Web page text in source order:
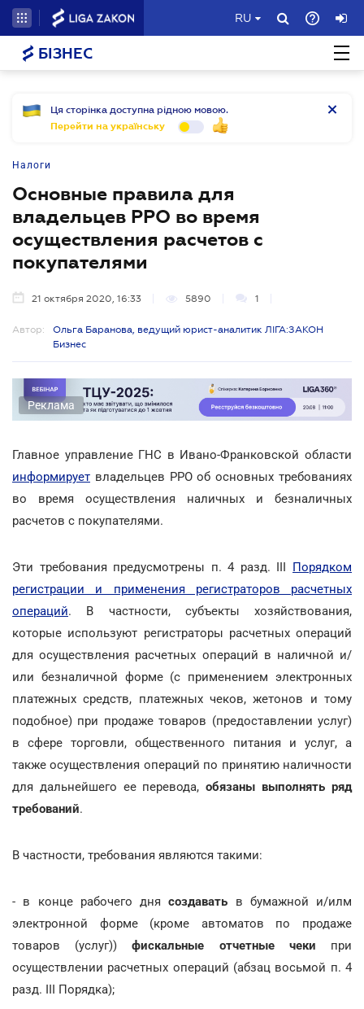
RU
БІЗНЕС
Ця сторінка доступна рідною мовою.
Перейти на українську
Налоги
Основные правила для
владельцев РРО во время
осуществления расчетов с
покупателями
21 октября 2020, 16:33 5890 1
Автор:
Ольга Баранова, ведущий юрист-аналитик ЛІГА:ЗАКОН
Бизнес
Реклама
Главное управление ГНС в Ивано-Франковской области
информирует владельцев РРО об основных требованиях
во время осуществления наличных и безналичных
расчетов с покупателями.
Эти требования предусмотрены п. 4 разд. III Порядком
регистрации и применения регистраторов расчетных
операций. В частности, субъекты хозяйствования,
которые используют регистраторы расчетных операций
для осуществления расчетных операций в наличной и/
или безналичной форме (с применением электронных
платежных средств, платежных чеков, жетонов и тому
подобное) при продаже товаров (предоставлении услуг)
в сфере торговли, общественного питания и услуг, а
также осуществления операций по принятию наличности
для дальнейшего ее перевода,обязаны выполнять ряд
требований.
В частности, требования являются такими:
- в конце рабочего днясоздавать в бумажной и/илм
электронной форме (кроме автоматов по продаже
товаров (услуг)) фискальные отчетные чеки при
осуществлении расчетных операций (абзац восьмой п. 4
разд. ІІІ Порядка);